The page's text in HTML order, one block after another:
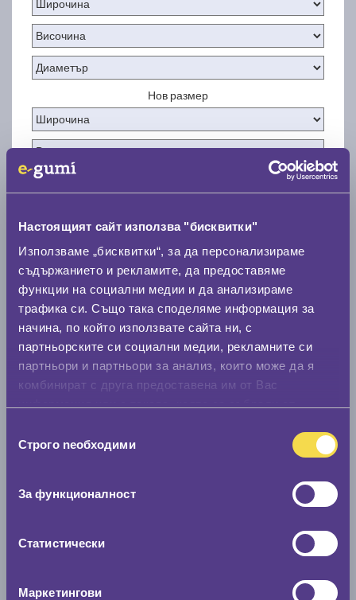
Настоящият сайт използва "бисквитки"
Използваме „бисквитки“, за да персонализираме
съдържанието и рекламите, да предоставяме
функции на социални медии и да анализираме
трафика си. Също така споделяме информация за
начина, по който използвате сайта ни, с
партньорските си социални медии, рекламните си
партньори и партньори за анализ, които може да я
комбинират с друга предоставена им от Вас
наСтрого nеобходими
За функционалност
Статистически
Маркетингови
Нов размер
Стар размер
0 мм.
Нов размер
Скоростомер при 100км/ч
Намери гуми с новия размер
По марка автомобил
Марка
Модел